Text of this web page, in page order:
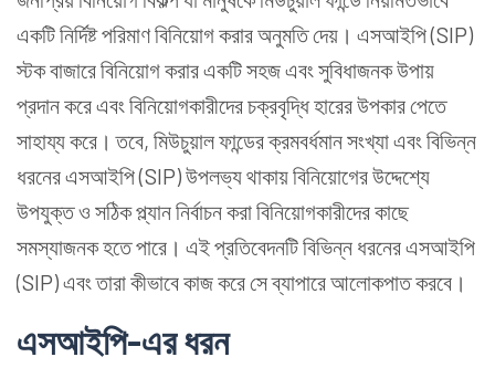
একটি নির্দিষ্ট পরিমাণ বিনিয়োগ করার অনুমতি দেয়। এসআইপি (SIP)
স্টক বাজারে বিনিয়োগ করার একটি সহজ এবং সুবিধাজনক উপায়
প্রদান করে এবং বিনিয়োগকারীদের চক্রবৃদ্ধি হারের উপকার পেতে
সাহায্য করে। তবে, মিউচুয়াল ফান্ডের ক্রমবর্ধমান সংখ্যা এবং বিভিন্ন
ধরনের এসআইপি (SIP) উপলভ্য থাকায় বিনিয়োগের উদ্দেশ্যে
উপযুক্ত ও সঠিক প্ল্যান নির্বাচন করা বিনিয়োগকারীদের কাছে
সমস্যাজনক হতে পারে। এই প্রতিবেদনটি বিভিন্ন ধরনের এসআইপি
(SIP) এবং তারা কীভাবে কাজ করে সে ব্যাপারে আলোকপাত করবে।
এসআইপি-এর ধরন